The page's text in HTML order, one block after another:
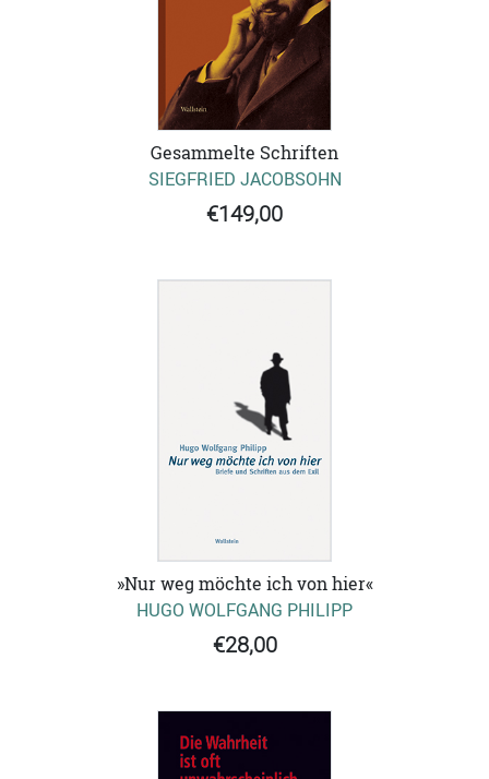
Gesammelte Schriften
SIEGFRIED JACOBSOHN
€149,00
»Nur weg möchte ich von hier«
HUGO WOLFGANG PHILIPP
€28,00